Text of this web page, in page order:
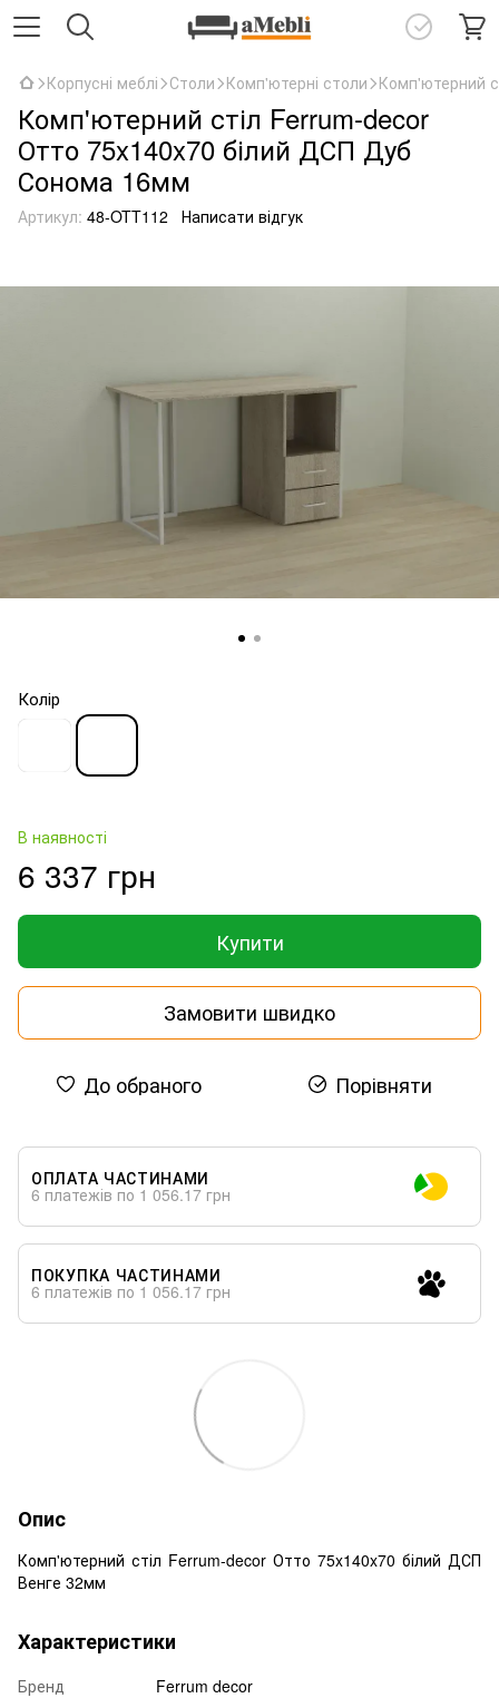
Корпусні меблі Столи Комп'ютерні столи Комп'ютерний
Комп'ютерний стіл Ferrum-decor
Отто 75x140x70 білий ДСП Дуб
Сонома 16мм
Артикул: 48-OTT112 Написати відгук
Колір
В наявності
6 337 грн
Купити
Замовити швидко
До обраного Порівняти
ОПЛАТА ЧАСТИНАМИ
6 платежів по 1 056.17 грн
ПОКУПКА ЧАСТИНАМИ
6 платежів по 1 056.17 грн
Опис
Комп'ютерний стіл Ferrum-decor Отто 75x140x70 білий ДСП
Венге 32мм
Характеристики
Бренд
Ferrum decor